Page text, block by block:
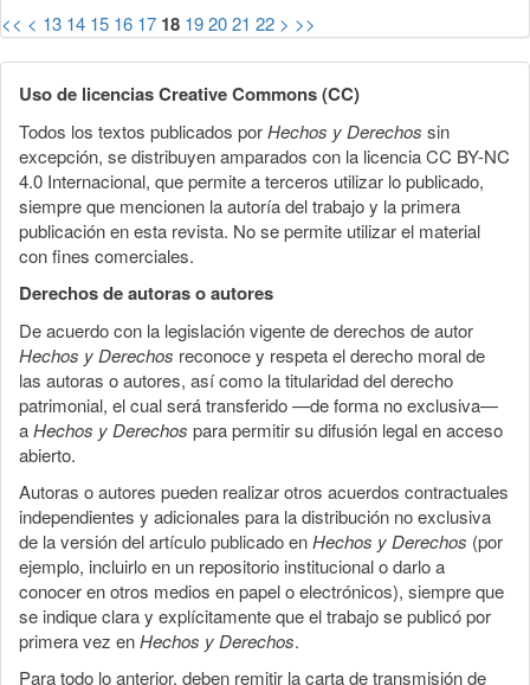
<< < 13 14 15 16 17 18 192021 22 > >>
Uso de licencias Creative Commons (CC)
Todos los textos publicados porHechos y Derechos sin
excepción, se distribuyen amparados con la licencia CC BY-NC
4.0 Internacional, que permite a terceros utilizar lo publicado,
siempre que mencionen la autoría del trabajo y la primera
publicación en esta revista. No se permite utilizar el material
con fines comerciales.
Derechos de autoras o autores
De acuerdo con la legislación vigente de derechos de autor
Hechos y Derechos reconoce y respeta el derecho moral de
las autoras o autores, así como la titularidad del derecho
patrimonial, el cual será transferido —de forma no exclusiva—
aHechos y Derechos para permitir su difusión legal en acceso
abierto.
Autoras o autores pueden realizar otros acuerdos contractuales
independientes y adicionales para la distribución no exclusiva
de la versión del artículo publicado enHechos y Derechos (por
ejemplo, incluirlo en un repositorio institucional o darlo a
conocer en otros medios en papel o electrónicos), siempre que
se indique clara y explícitamente que el trabajo se publicó por
primera vez enHechos y Derechos.
Para todo lo anterior, deben remitir la carta de transmisión de